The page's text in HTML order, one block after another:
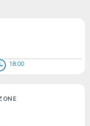
18:00